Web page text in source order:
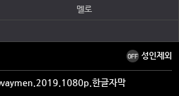
멜로
성인제외
한글자막